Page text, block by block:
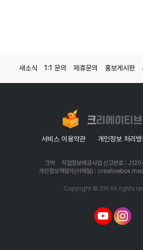
새소식 1:1 문의 제휴문의 홍보게시판
서비스 이용약관 개인정보 처리방
크박
직업정보제공사업 신고번호 :
개인정보책임자(이메일) :
Copyright ©크박 All rights